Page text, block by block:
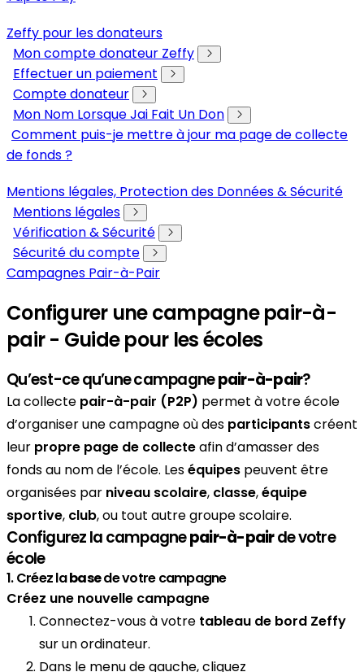
Zeffy pour les donateurs
Mon compte donateur Zeffy
Effectuer un paiement
Compte donateur
Mon Nom Lorsque Jai Fait Un Don
Comment puis-je mettre à jour ma page de collecte
de fonds ?
Mentions légales, Protection des Données & Sécurité
Mentions légales
Vérification & Sécurité
Sécurité du compte
Campagnes Pair-à-Pair
Configurer une campagne pair-à-
pair - Guide pour les écoles
Qu’est-ce qu’une campagnepair-à-pair?
La collecte pair-à-pair (P2P) permet à votre école
d’organiser une campagne où des participantscréent
leur propre page de collecteafin d’amasser des
fonds au nom de l’école. Leséquipes peuvent être
organisées par niveau scolaire, classe,équipe
sportive, club, ou tout autre groupe scolaire.
Configurez la campagnepair-à-pairde votre
école
1. Créez labasede votre campagne
Créez une nouvelle campagne
Connectez-vous à votre tableau de bord Zeffy
sur un ordinateur.
Dans le menu de gauche, cliquez